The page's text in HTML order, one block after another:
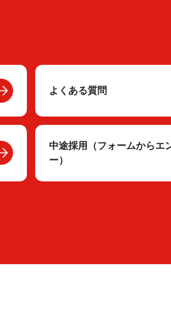
よくある質問
中途採用（フォームからエ
ー）